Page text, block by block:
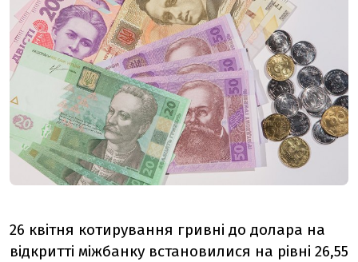
26 квітня котирування гривні до долара на
відкритті міжбанку встановилися на рівні 26,55